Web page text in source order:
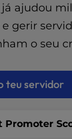
ajudou
gerir
o seu
teu servidor
Promoter